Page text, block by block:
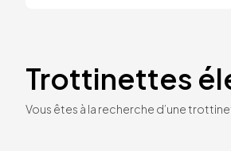
Trottinettes
Vous êtes à la recherche d’une